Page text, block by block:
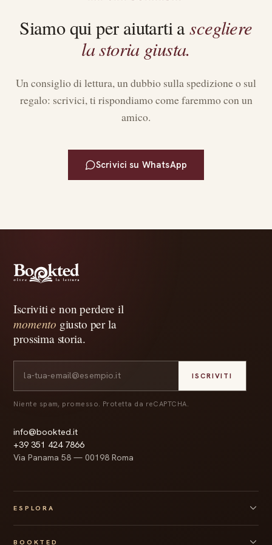
Siamo qui per aiutarti ascegliere
la storia giusta.
Un consiglio di lettura, un dubbio sulla spedizione o sul
regalo: scrivici, ti rispondiamo come faremmo con un
amico.
Scrivici su WhatsApp
Iscriviti e non perdere il
momento giusto per la
prossima storia.
ISCRIVITI
Niente spam, promesso. Protetta da reCAPTCHA.
info@bookted.it
+39 351 424 7866
Via Panama 58 — 00198 Roma
ESPLORA
BOOKTED